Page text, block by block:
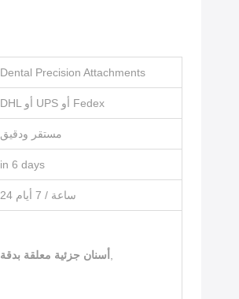
Dental Precision Attachments
DHL أو UPS أو Fedex
مستقر ودقيق
in 6 days
24 ساعة / 7 أيام
أسنان جزئية معلقة بدقة